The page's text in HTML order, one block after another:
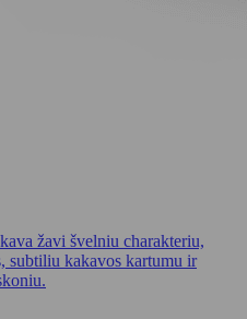
kava žavi švelniu charakteriu,
subtiliu kakavos kartumu ir